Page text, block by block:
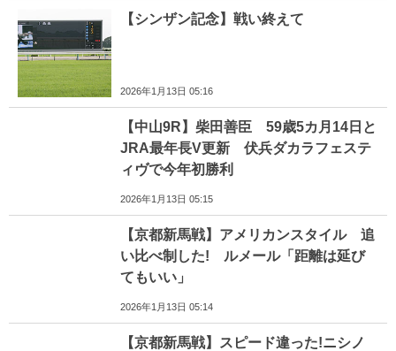
【シンザン記念】戦い終えて
2026年1月13日 05:16
【中山9R】柴田善臣 59歳5カ月14日と
JRA最年長V更新 伏兵ダカラフェステ
ィヴで今年初勝利
2026年1月13日 05:15
【京都新馬戦】アメリカンスタイル 追
い比べ制した! ルメール「距離は延び
てもいい」
2026年1月13日 05:14
【京都新馬戦】スピード違った!ニシノ